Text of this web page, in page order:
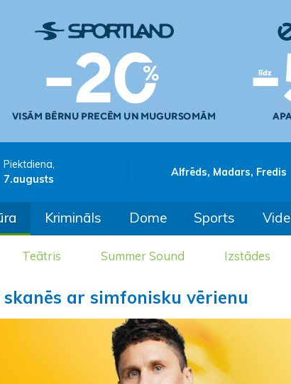
Piektdiena,
7.augusts
Alfrēds, Madars, Fredis
Krimināls Dome Sports Vide
Teātris Summer Sound Izstādes
ar simfonisku vērienu